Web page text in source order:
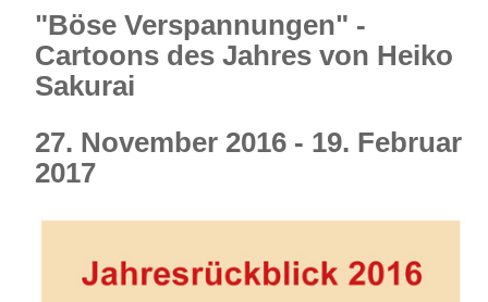
"Böse Verspannungen" -
Cartoons des Jahres von Heiko
Sakurai
27. November 2016 - 19. Februar
2017